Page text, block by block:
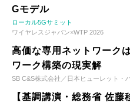
Gモデル
ローカル5Gサミット
ワイヤレスジャパン×WTP 2026
高価な専用ネットワーク
ワーク構築の現実解
SB C&S株式会社／日本ヒューレット・
【基調講演・総務省 佐